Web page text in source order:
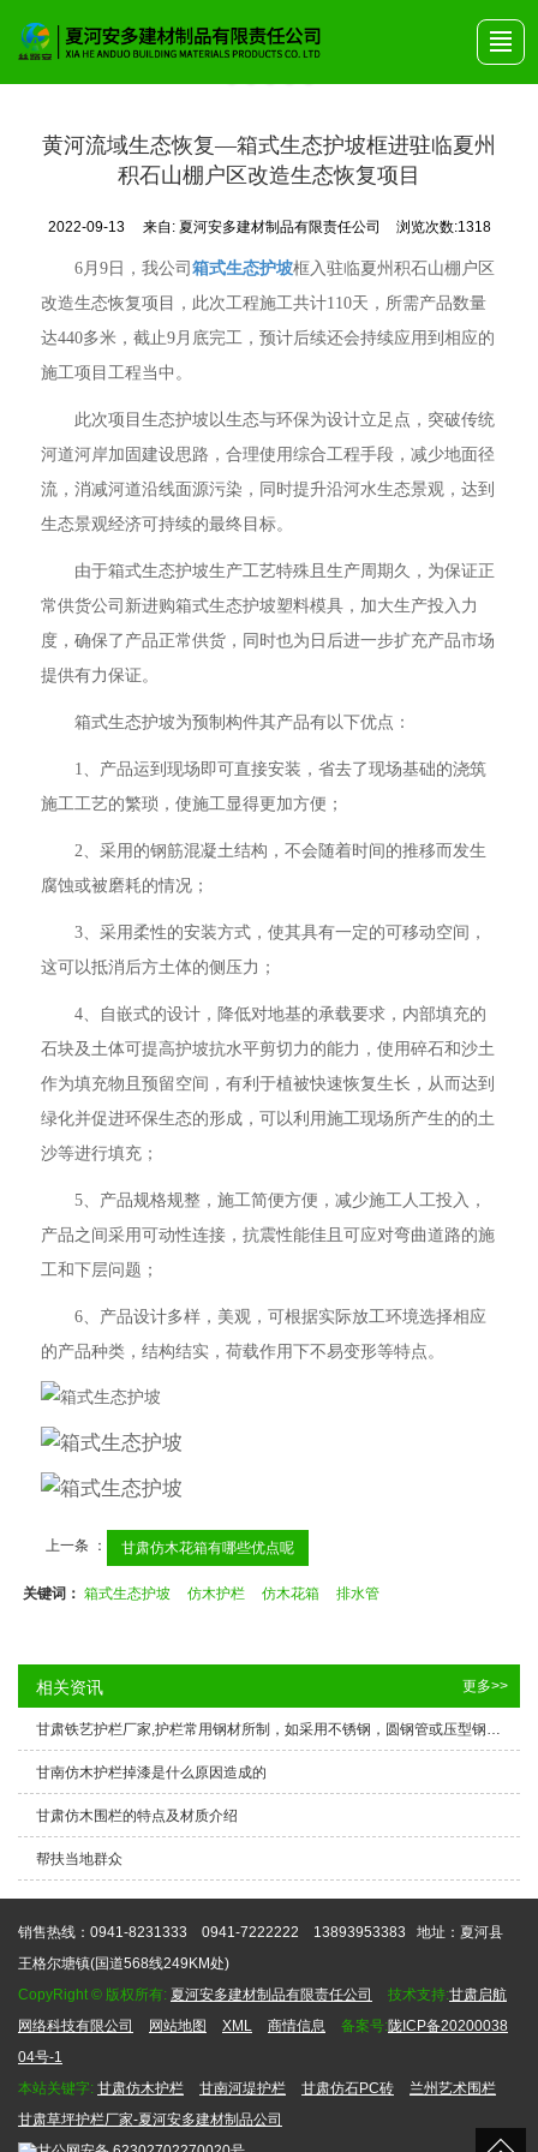
黄河流域生态恢复—箱式生态护坡框进驻临夏州
积石山棚户区改造生态恢复项目
2022-09-13 来自: 夏河安多建材制品有限责任公司 浏览次数:1318
6月9日，我公司箱式生态护坡框入驻临夏州积石山棚户区
改造生态恢复项目
，此次工程施工共计110天，所需产品数量
达440多米，截止9月底完工，预计后续还会持续应用到相应的
施工项目工程当中。
此次项目生态护坡以生态与环保为设计立足点，突破传统
河道河岸加固建设思路，合理使用综合工程手段，减少地面径
流，消减河道沿线面源污染，同时提升沿河水生态景观，达到
生态景观经济可持续的最终目标。
由于箱式生态护坡生产工艺特殊且生产周期久，为保证正
常供货公司新进购箱式生态护坡塑料模具，加大生产投入力
度，确保了产品正常供货，同时也为日后进一步扩充产品市场
提供有力保证。
箱式生态护坡为预制构件其产品有以下优点：
1、产品运到现场即可直接安装，省去了现场基础的浇筑
施工工艺的繁琐，使施工显得更加方便；
2、采用的钢筋混凝土结构，不会随着时间的推移而发生
腐蚀或被磨耗的情况；
3、采用柔性的安装方式，使其具有一定的可移动空间，
这可以抵消后方土体的侧压力；
4、自嵌式的设计，降低对地基的承载要求，内部填充的
石块及土体可提高护坡抗水平剪切力的能力，使用碎石和沙土
作为填充物且预留空间，有利于植被快速恢复生长，从而达到
绿化并促进环保生态的形成，可以利用施工现场所产生的的土
沙等进行填充；
5、产品规格规整，施工简便方便，减少施工人工投入，
产品之间采用可动性连接，抗震性能佳且可应对弯曲道路的施
工和下层问题；
6、产品设计多样，美观，可根据实际放工环境选择相应
的产品种类，结构结实，荷载作用下不易变形等特点。
上一条 ： 甘肃仿木花箱有哪些优点呢
关键词：箱式生态护坡 仿木护栏 仿木花箱 排水管
相关资讯 更多>>
甘肃铁艺护栏厂家,护栏常用钢材所制，如采用不锈钢，圆钢管或压型钢板等
甘南仿木护栏掉漆是什么原因造成的
甘肃仿木围栏的特点及材质介绍
帮扶当地群众
销售热线：0941-8231333 0941-7222222 13893953383 地址：夏河县
王格尔塘镇(国道568线249KM处)
CopyRight © 版权所有: 夏河安多建材制品有限责任公司 技术支持:甘肃启航
网络科技有限公司
网站地图 XML 商情信息 备案号:陇ICP备20200038
04号-1
本站关键字: 甘肃仿木护栏 甘南河堤护栏 甘肃仿石PC砖
兰州艺术围栏
甘肃草坪护栏厂家-夏河安多建材制品公司